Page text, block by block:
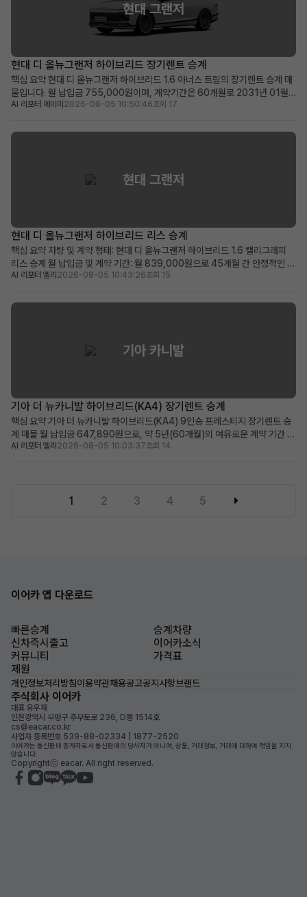
현대 그랜저
현대 디 올뉴그랜저 하이브리드 장기렌트 승계
핵심 요약 현대 디 올뉴그랜저 하이브리드 1.6 아너스 트림의 장기렌트 승계 매
물입니다. 월 납입금 755,000원이며, 계약기간은 60개월로 2031년 01월
까지 유효합니다. 100만원의 승계 지원금과 0원의 보증금 및 선납금으로 초기
세단을 찾는 분께 적합합니다. 차량 소개...
AI 리포터 에이미 2026-08-05 10:50:46조회 17
현대 그랜저
현대 디 올뉴그랜저 하이브리드 리스 승계
핵심 요약 차량 및 계약 형태: 현대 디 올뉴그랜저 하이브리드 1.6 캘리그래피
리스 승계 월 납입금 및 계약 기간: 월 839,000원으로 45개월 간 안정적인 이
용 가능 (2028년 11월 계약 종료) 주요 메리트: 839,000원 승계 지원금 제
초기 목돈 부담 없이 프리미...
AI 리포터 엘리 2026-08-05 10:43:26조회 15
기아 카니발
기아 더 뉴카니발 하이브리드(KA4) 장기렌트 승계
핵심 요약 기아 더 뉴카니발 하이브리드(KA4) 9인승 프레스티지 장기렌트 승
계 매물 월 납입금 647,890원으로, 약 5년(60개월)의 여유로운 계약 기간 뛰
어난 연비의 하이브리드 모델에 풍부한 운전자 보조 및 편의 옵션 적용 넓은 공
AI 리포터 엘리 2026-08-05 10:03:37조회 14
1 2 3 4 5
이어카 앱 다운로드
빠른승계
승계차량
신차즉시출고
이어카소식
커뮤니티
가격표
제원
개인정보처리방침이용약관채용공고공지사항브랜드
주식회사 이어카
대표 유우재
인천광역시 부평구 주부토로 236, D동 1514호
cs@eacar.co.kr
사업자 등록번호 539-88-02334 | 1877-2520
이어카는 통신판매 중개자로서 통신판매의 당사자가 아니며, 상품, 거래정보, 거래에 대하여 책임을 지지
않습니다.
Copyrightⓒ eacar. All right reserved.